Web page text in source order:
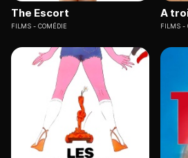
The Escort
FILMS COMÉDIE
A
FILMS